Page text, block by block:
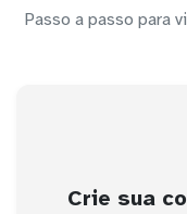
Passo a passo para
Crie sua